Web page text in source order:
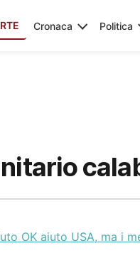
Cronaca Politica
OK aiuto USA, ma i